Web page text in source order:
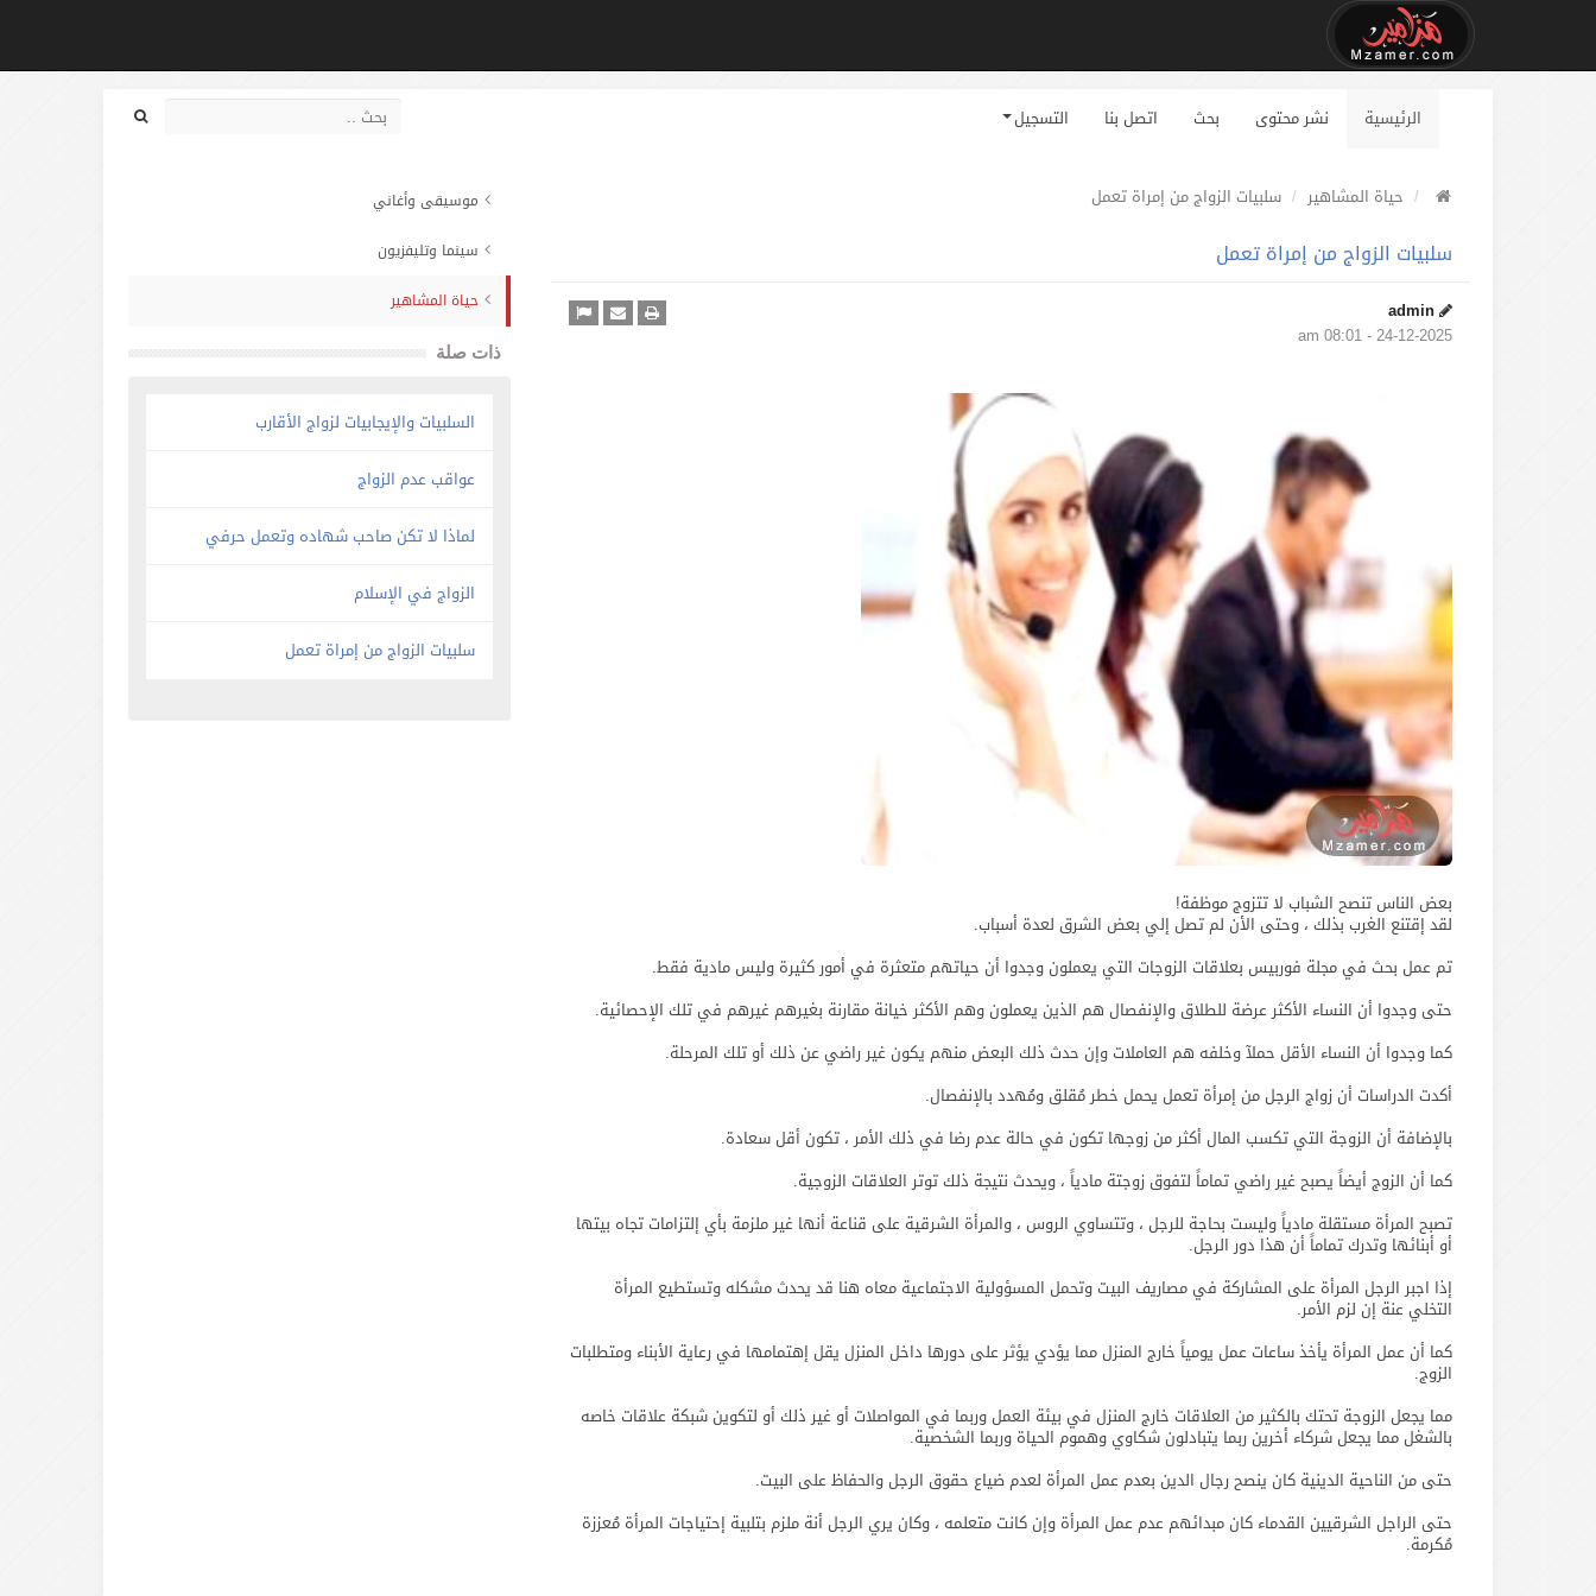
الرئيسية نشر محتوى بحث اتصل بنا التسجيل
حياة المشاهير سلبيات الزواج من إمراة تعمل
سلبيات الزواج من إمراة تعمل
admin
24-12-2025 - 08:01 am
بعض الناس تنصح الشباب ‏لا تتزوج موظفة!
لقد إقتنع الغرب بذلك ، وحتى الأن لم تصل إلي بعض الشرق لعدة أسباب.
تم عمل بحث في مجلة فوربيس بعلاقات الزوجات التي يعملون وجدوا أن حياتهم متعثرة في أمور كثيرة وليس مادية فقط.
حتى وجدوا أن النساء الأكثر عرضة للطلاق والإنفصال هم الذين يعملون وهم الأكثر خيانة مقارنة بغيرهم غيرهم في تلك الإحصائية.
كما وجدوا أن النساء الأقل حملآ وخلفه هم العاملات وإن حدث ذلك البعض منهم يكون غير راضي عن ذلك أو تلك المرحلة.
أكدت الدراسات أن زواج الرجل من إمرأة تعمل يحمل خطر مُقلق ومُهدد بالإنفصال.
بالإضافة أن الزوجة التي تكسب المال أكثر من زوجها تكون في حالة عدم رضا في ذلك الأمر ، تكون أقل سعادة.
كما أن الزوج أيضاً يصبح غير راضي تماماً لتفوق زوجتة مادياً ، ويحدث نتيجة ذلك توتر العلاقات الزوجية.
تصبح المرأة مستقلة مادياً وليست بحاجة للرجل ، وتتساوي الروس ، والمرأة الشرقية على قناعة أنها غير ملزمة بأي إلتزامات تجاه بيتها
أو أبنائها وتدرك تماماً أن هذا دور الرجل.
إذا اجبر الرجل المرأة على المشاركة في مصاريف البيت وتحمل المسؤولية الاجتماعية معاه هنا قد يحدث مشكله وتستطيع المرأة
التخلي عنة إن لزم الأمر.
كما أن عمل المرأة يأخذ ساعات عمل يومياً خارج المنزل مما يؤدي يؤثر على دورها داخل المنزل يقل إهتمامها في رعاية الأبناء ومتطلبات
الزوج.
مما يجعل الزوجة تحتك بالكثير من العلاقات خارج المنزل في بيئة العمل وربما في المواصلات أو غير ذلك أو لتكوين شبكة علاقات خاصه
بالشغل مما يجعل شركاء أخرين ربما يتبادلون شكاوي وهموم الحياة وربما الشخصية.
حتى من الناحية الدينية كان ينصح رجال الدين بعدم عمل المرأة لعدم ضياع حقوق الرجل والحفاظ على البيت.
حتى الراجل الشرقيين القدماء كان مبدائهم عدم عمل المرأة وإن كانت متعلمه ، وكان يري الرجل أنة ملزم بتلبية إحتياجات المرأة مُعززة
مُكرمة.
موسيقى وأغاني
سينما وتليفزيون
حياة المشاهير
ذات صلة
السلبيات والإيجابيات لزواج الأقارب
عواقب عدم الزواج
لماذا لا تكن صاحب شهاده وتعمل حرفي
الزواج في الإسلام
سلبيات الزواج من إمراة تعمل